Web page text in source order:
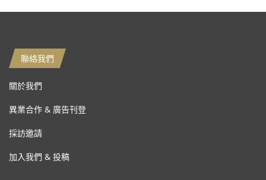
聯絡我們
關於我們
異業合作 & 廣告刊登
採訪邀請
加入我們 & 投稿